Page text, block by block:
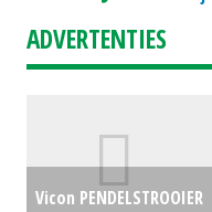
ADVERTENTIES
Vicon PENDELSTROOIER